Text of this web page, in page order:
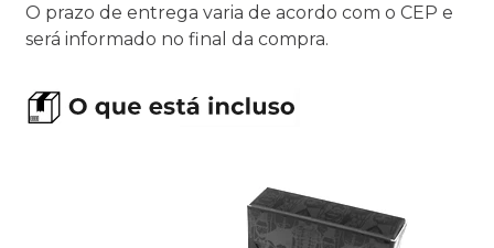
O prazo de entrega varia de acordo com o CEP e
será informado no final da compra.